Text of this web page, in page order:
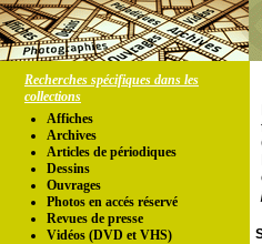
Recherches spécifiques dans les
collections
Affiches
Archives
Articles de périodiques
Dessins
Ouvrages
Photos en accés réservé
Revues de presse
Vidéos (DVD et VHS)